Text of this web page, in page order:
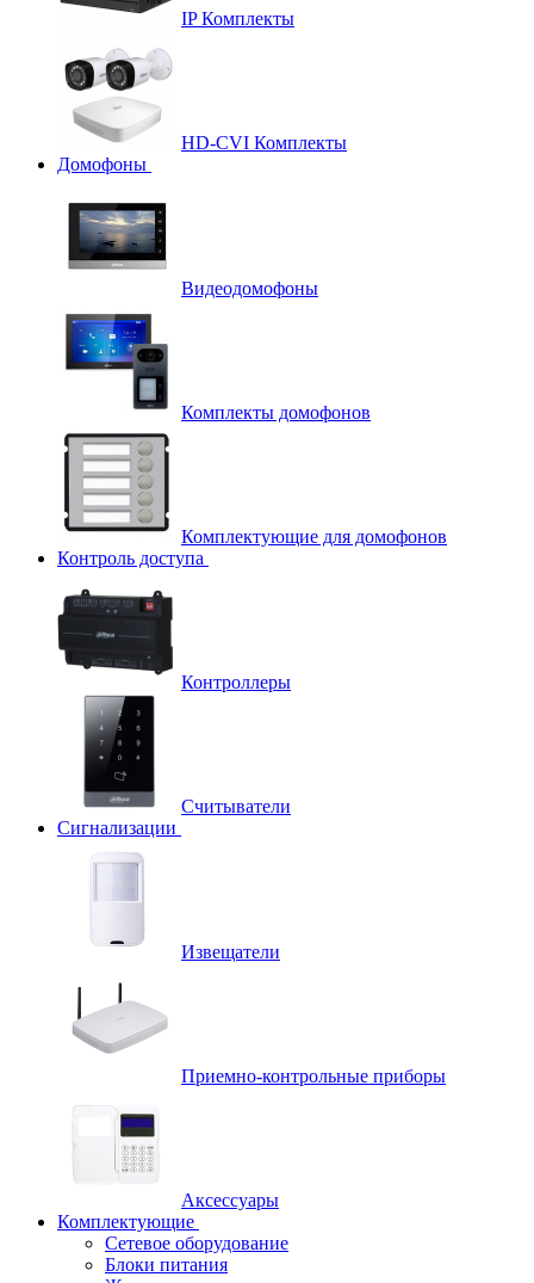
IP Комплекты
HD-CVI Комплекты
Домофоны
Видеодомофоны
Комплекты домофонов
Комплектующие для домофонов
Контроль доступа
Контроллеры
Считыватели
Сигнализации
Извещатели
Приемно-контрольные приборы
Аксессуары
Комплектующие
Сетевое оборудование
Блоки питания